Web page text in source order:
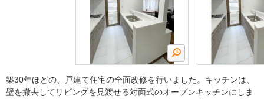
築30年ほどの、戸建て住宅の全面改修を行いました。キッチンは、
壁を撤去してリビングを見渡せる対面式のオープンキッチンにしま